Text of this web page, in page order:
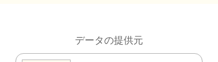
データの提供元